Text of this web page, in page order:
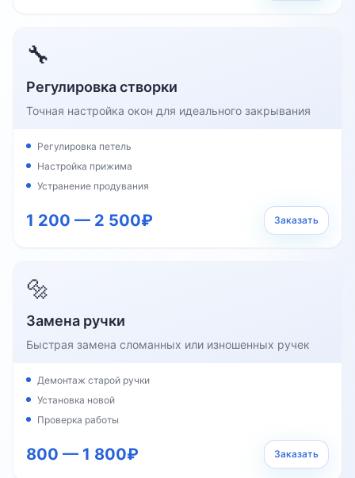
🔧
Регулировка створки
Точная настройка окон для идеального закрывания
Регулировка петель
Настройка прижима
Устранение продувания
1 200 — 2 500₽ Заказать
🔩
Замена ручки
Быстрая замена сломанных или изношенных ручек
Демонтаж старой ручки
Установка новой
Проверка работы
800 — 1 800₽ Заказать